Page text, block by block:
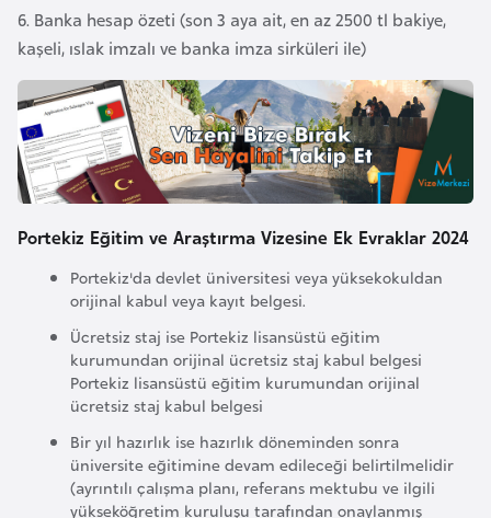
6. Banka hesap özeti (son 3 aya ait, en az 2500 tl bakiye,
kaşeli, ıslak imzalı ve banka imza sirküleri ile)
Portekiz Eğitim ve Araştırma Vizesine Ek Evraklar 2024
Portekiz'da devlet üniversitesi veya yüksekokuldan
orijinal kabul veya kayıt belgesi.
Ücretsiz staj ise Portekiz lisansüstü eğitim
kurumundan orijinal ücretsiz staj kabul belgesi
Portekiz lisansüstü eğitim kurumundan orijinal
ücretsiz staj kabul belgesi
Bir yıl hazırlık ise hazırlık döneminden sonra
üniversite eğitimine devam edileceği belirtilmelidir
(ayrıntılı çalışma planı, referans mektubu ve ilgili
yükseköğretim kuruluşu tarafından onaylanmış
u
l
a
r
i
s
a